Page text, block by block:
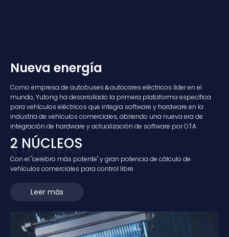
Nueva energía
Como empresa de autobuses＆autocares eléctricos líder en el
mundo, Yutong ha desarrollado la primera plataforma específica
para vehículos eléctricos que integra software y hardware en la
industria de vehículos comerciales, abriendo una nueva era de
integración de hardware y actualización de software por OTA.
2 NÚCLEOS
Con el "cerebro más potente" y gran potencia de cálculo de
vehículos comerciales para control libre
Leer más